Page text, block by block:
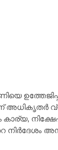
അധികൃതർ